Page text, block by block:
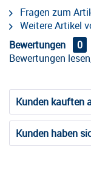
Fragen zum
Weitere Artikel
Bewertungen
0
Bewertungen
Kunden kauften
Kunden haben